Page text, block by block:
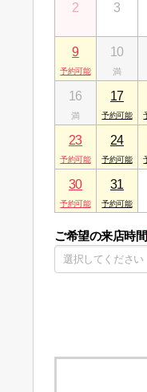
2 3
9 10
16 17
23 24
30 31
ご希望の来店時間